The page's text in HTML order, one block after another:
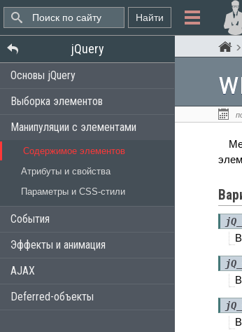
jQuery
Основы jQuery
Выборка элементов
Манипуляции с элементами
Содержимое элементов
Атрибуты и свойства
Параметры и CSS-стили
События
Эффекты и анимация
AJAX
Deferred-объекты